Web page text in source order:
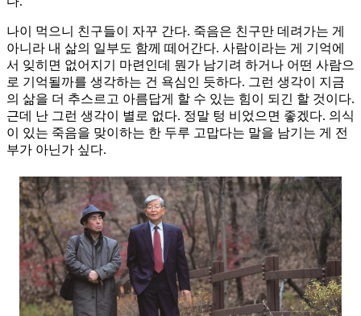
나이 먹으니 친구들이 자꾸 간다. 죽음은 친구만 데려가는 게
아니라 내 삶의 일부도 함께 떼어간다. 사람이라는 게 기억에
서 잊히면 없어지기 마련인데 뭔가 남기려 하거나 어떤 사람으
로 기억될까를 생각하는 건 욕심인 듯하다. 그런 생각이 지금
의 삶을 더 추스르고 아름답게 할 수 있는 힘이 되긴 할 것이다.
근데 난 그런 생각이 별로 없다. 정말 텅 비었으면 좋겠다. 의식
이 있는 죽음을 맞이하는 한 두루 고맙다는 말을 남기는 게 전
부가 아닌가 싶다.